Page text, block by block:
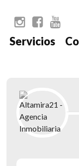
Servicios